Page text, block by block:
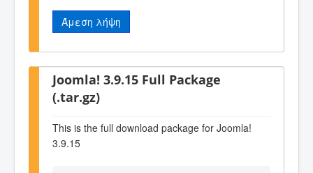
Άμεση λήψη
Joomla! 3.9.15 Full Package
(.tar.gz)
This is the full download package for Joomla!
3.9.15